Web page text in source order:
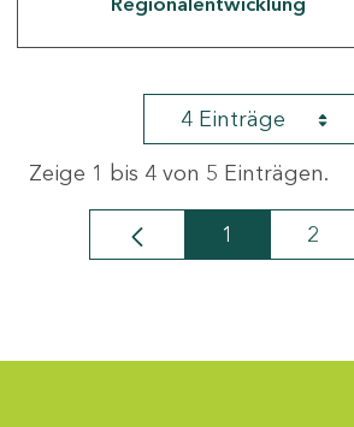
4 Einträge
Zeige 1 bis 4 von 5 Einträgen.
Seite
1 Seite
2